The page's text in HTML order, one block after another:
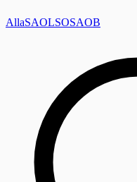
AllaSAOLSOSAOB